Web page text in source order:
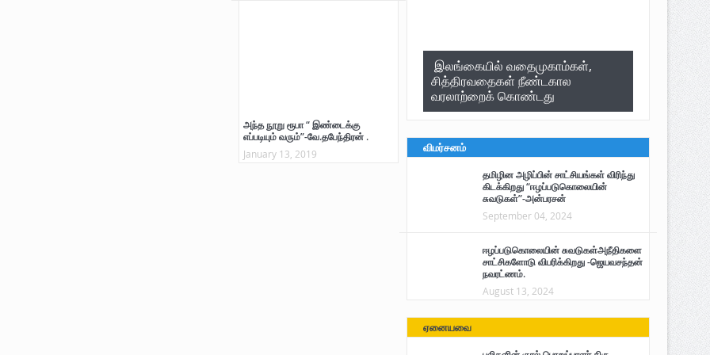
அந்த நூறு ரூபா “ இண்டைக்கு
எப்படியும் வரும்”-வே.தபேந்திரன் .
January 13, 2019
இலங்கையில் வதைமுகாம்கள்,
சித்திரவதைகள் நீண்டகால
வரலாற்றைக் கொண்டது
விமர்சனம்
தமிழின அழிப்பின் சாட்சியங்கள் விரிந்து
கிடக்கிறது “ஈழப்படுகொலையின்
சுவடுகள்”-அன்பரசன்
September 04, 2024
ஈழப்படுகொலையின் சுவடுகள்அநீதிகளை
சாட்சிகளோடு விபரிக்கிறது -ஜெயவசந்தன்
நவரட்ணம்.
August 13, 2024
ஏனையவை